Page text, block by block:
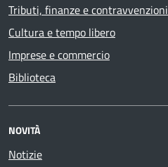
Tributi, finanze e contravvenzioni
Cultura e tempo libero
Imprese e commercio
Biblioteca
NOVITÀ
Notizie